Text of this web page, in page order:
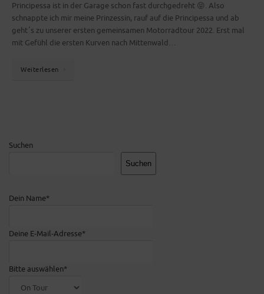
Principessa ist in der Garage schon fast durchgedreht 😝. Also
schnappte ich mir meine Prinzessin, rauf auf die Principessa und ab
geht´s zu unserer ersten gemeinsamen Motorradtour 2022. Erst mal
mit Gefühl die ersten Kurven nach Mittenwald…
Weiterlesen
Suchen
Suchen
Dein Name*
Deine E-Mail-Adresse*
Bitte auswählen*